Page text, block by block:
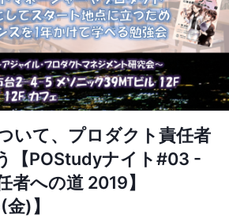
いて、プロダクト責任者
【POStudyナイト#03 -
者への道 2019】
)】